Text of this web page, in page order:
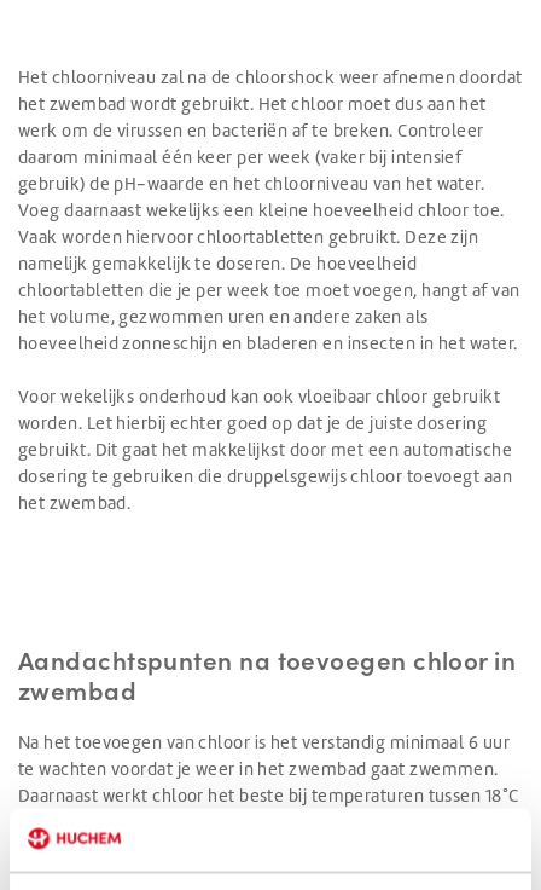
Het chloorniveau zal na de chloorshock weer afnemen doordat
het zwembad wordt gebruikt. Het chloor moet dus aan het
werk om de virussen en bacteriën af te breken. Controleer
daarom minimaal één keer per week (vaker bij intensief
gebruik) de pH-waarde en het chloorniveau van het water.
Voeg daarnaast wekelijks een kleine hoeveelheid chloor toe.
Vaak worden hiervoor chloortabletten gebruikt. Deze zijn
namelijk gemakkelijk te doseren. De hoeveelheid
chloortabletten die je per week toe moet voegen, hangt af van
het volume, gezwommen uren en andere zaken als
hoeveelheid zonneschijn en bladeren en insecten in het water.
Voor wekelijks onderhoud kan ook vloeibaar chloor gebruikt
worden. Let hierbij echter goed op dat je de juiste dosering
gebruikt. Dit gaat het makkelijkst door met een automatische
dosering te gebruiken die druppelsgewijs chloor toevoegt aan
het zwembad.
Aandachtspunten na toevoegen chloor in
zwembad
Na het toevoegen van chloor is het verstandig minimaal 6 uur
te wachten voordat je weer in het zwembad gaat zwemmen.
Daarnaast werkt chloor het beste bij temperaturen tussen 18°C
tot 28°C. Daarbuiten bestaat de kans dat chloortabletten niet
goed oplossen en het chloor zijn werking verliest.